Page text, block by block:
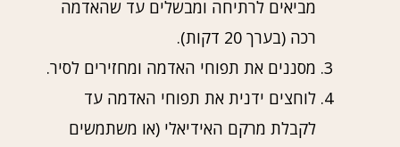
מביאים לרתיחה ומבשלים עד שהאדמה
רכה (בערך 20 דקות).
מסננים את תפוחי האדמה ומחזירים לסיר.
לוחצים ידנית את תפוחי האדמה עד
לקבלת מרקם האידיאלי (או משתמשים